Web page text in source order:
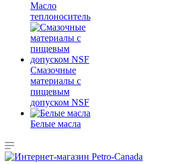
Масло
теплоноситель
Смазочные
материалы с
пищевым
допуском NSF
Белые масла